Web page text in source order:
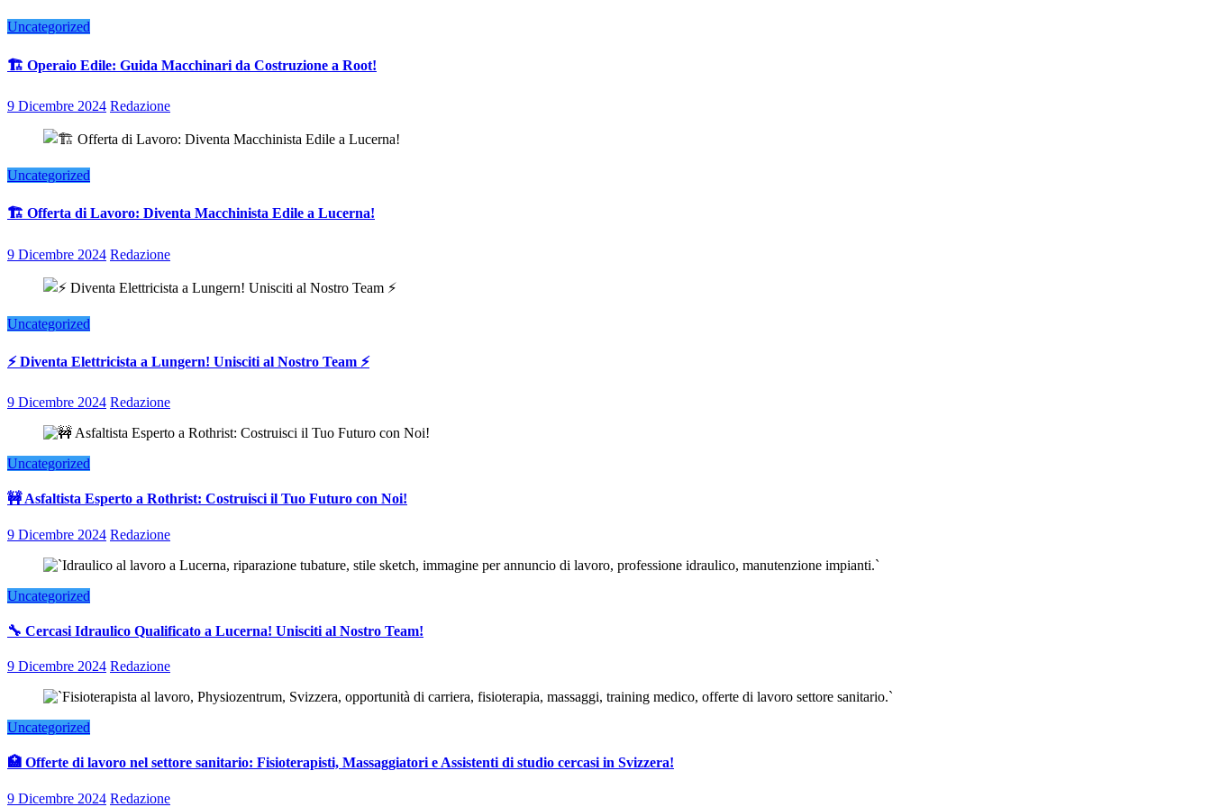
Uncategorized
🏗️ Operaio Edile: Guida Macchinari da Costruzione a Root!
9 Dicembre 2024 Redazione
Uncategorized
🏗️ Offerta di Lavoro: Diventa Macchinista Edile a Lucerna!
9 Dicembre 2024 Redazione
Uncategorized
⚡ Diventa Elettricista a Lungern! Unisciti al Nostro Team ⚡
9 Dicembre 2024 Redazione
Uncategorized
🚧 Asfaltista Esperto a Rothrist: Costruisci il Tuo Futuro con Noi!
9 Dicembre 2024 Redazione
Uncategorized
🔧 Cercasi Idraulico Qualificato a Lucerna! Unisciti al Nostro Team!
9 Dicembre 2024 Redazione
Uncategorized
🏥 Offerte di lavoro nel settore sanitario: Fisioterapisti, Massaggiatori e Assistenti di studio cercasi in Svizzera!
9 Dicembre 2024 Redazione